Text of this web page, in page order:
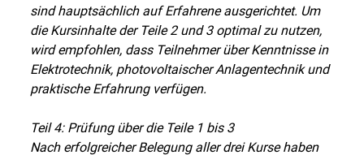
sind hauptsächlich auf Erfahrene ausgerichtet. Um
die Kursinhalte der Teile 2 und 3 optimal zu nutzen,
wird empfohlen, dass Teilnehmer über Kenntnisse in
Elektrotechnik, photovoltaischer Anlagentechnik und
praktische Erfahrung verfügen.
Teil 4: Prüfung über die Teile 1 bis 3
Nach erfolgreicher Belegung aller drei Kurse haben